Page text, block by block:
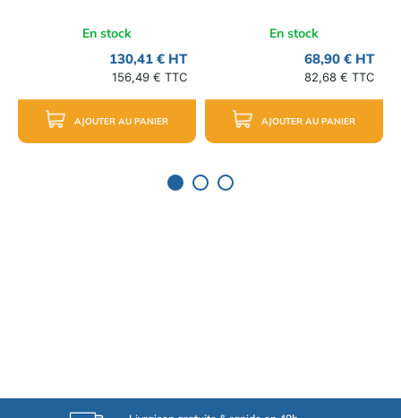
En stock
130,41 € HT
156,49 € TTC
AJOUTER AU PANIER
En stock
68,90 € HT
82,68 € TTC
AJOUTER AU PANIER